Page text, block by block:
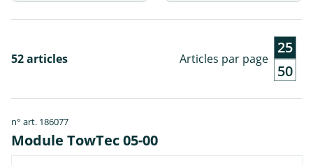
52 articles Articles par page
25
50
n° art. 186077
Module TowTec 05-00